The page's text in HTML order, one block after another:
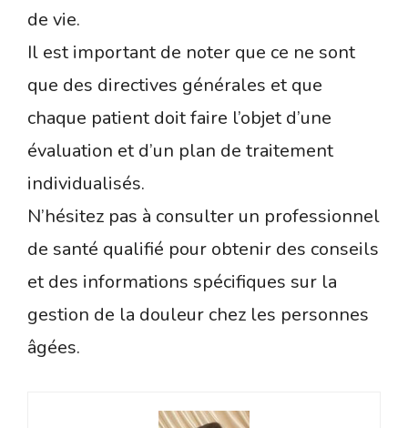
de vie.
Il est important de noter que ce ne sont
que des directives générales et que
chaque patient doit faire l’objet d’une
évaluation et d’un plan de traitement
individualisés.
N’hésitez pas à consulter un professionnel
de santé qualifié pour obtenir des conseils
et des informations spécifiques sur la
gestion de la douleur chez les personnes
âgées.